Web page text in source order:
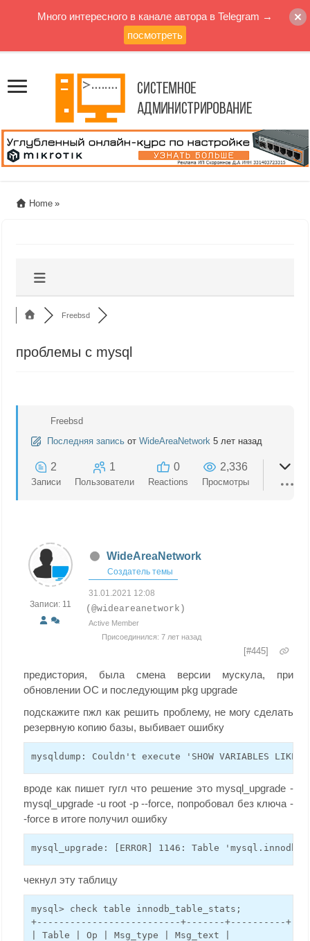
Home »
Freebsd
проблемы с mysql
Freebsd
Последняя запись от WideAreaNetwork 5 лет назад
2
Записи
1
Пользователи
0
Reactions
2,336
Просмотры
Записи: 11
WideAreaNetwork
Создатель темы
31.01.2021 12:08
(@wideareanetwork)
Active Member
Присоединился: 7 лет назад
[#445]
предистория, была смена версии мускула, при
обновлении ОС и последующим pkg upgrade
подскажите пжл как решить проблему, не могу сделать
резервную копию базы, выбивает ошибку
mysqldump: Couldn't execute 'SHOW VARIABLES
вроде как пишет гугл что решение это mysql_upgrade -
mysql_upgrade -u root -p --force, попробовал без ключа -
-force в итоге получил ошибку
mysql_upgrade: [ERROR] 1146: Table
чекнул эту таблицу
mysql> check table innodb_table_stats;
+--------------------------+-------+----------
| Table | Op | Msg_type | Msg_text |
Много интересного в канале автора в Telegram →
посмотреть